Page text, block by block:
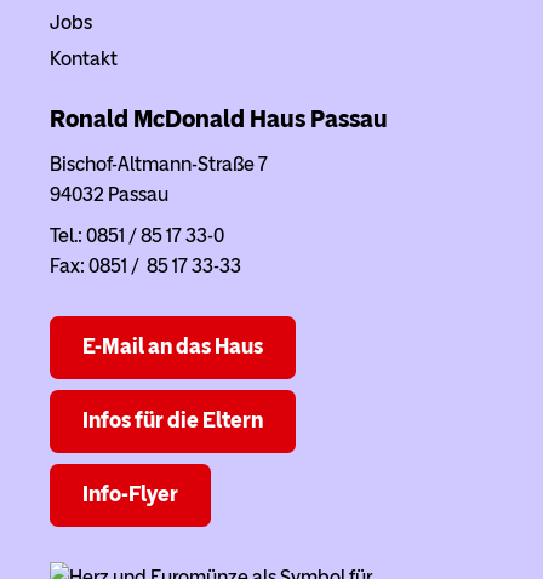
Jobs
Kontakt
Ronald McDonald Haus Passau
Bischof-Altmann-Straße 7
94032 Passau
Tel.: 0851 / 85 17 33-0
Fax: 0851 / 85 17 33-33
E-Mail an das Haus
Infos für die Eltern
Info-Flyer